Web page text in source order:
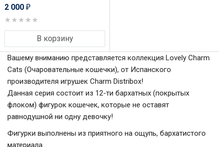
2 000 ₽
В корзину
Вашему вниманию представляется коллекция Lovely Charm
Cats (Очаровательные кошечки), от Испанского
производителя игрушек Charm Distribox!
Данная серия состоит из 12-ти бархатных (покрытых
флоком) фигурок кошечек, которые не оставят
равнодушной ни одну девочку!
Фигурки выполнены из приятного на ощупь, бархатистого
материала.